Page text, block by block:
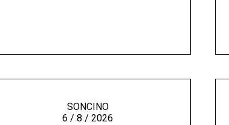
SONCINO
6 / 8 / 2026